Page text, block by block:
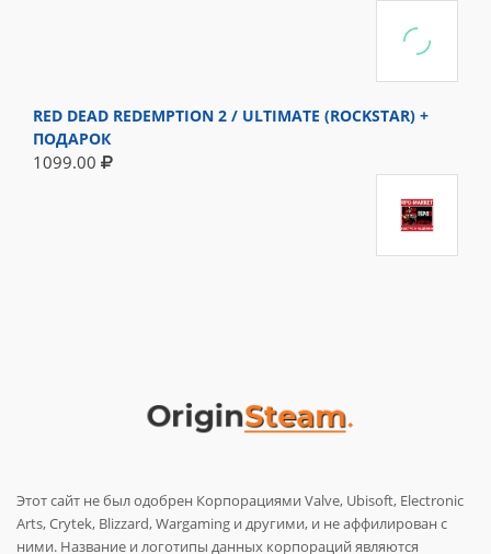
RED DEAD REDEMPTION 2 / ULTIMATE (ROCKSTAR) +
ПОДАРОК
1099.00
Этот сайт не был одобрен Корпорациями Valve, Ubisoft, Electronic
Arts, Crytek, Blizzard, Wargaming и другими, и не аффилирован с
ними. Название и логотипы данных корпораций являются